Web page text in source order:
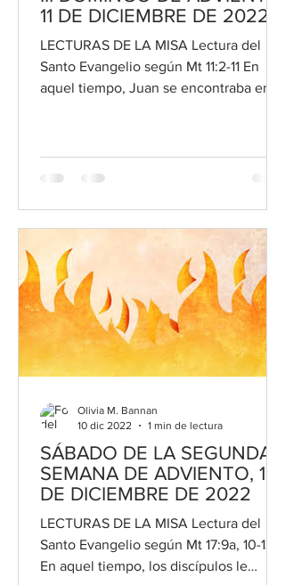
11 DE DICIEMBRE DE 2022
LECTURAS DE LA MISA Lectura del
Santo Evangelio según Mt 11:2-11 En
aquel tiempo, Juan se encontraba en la
SÁBADO DE LA SEGUNDA
SEMANA DE ADVIENTO, 10
DE DICIEMBRE DE 2022
LECTURAS DE LA MISA Lectura del
Santo Evangelio según Mt 17:9a, 10-13
En aquel tiempo, los discípulos le
Olivia M. Bannan
10 dic 2022
1 min de lectura